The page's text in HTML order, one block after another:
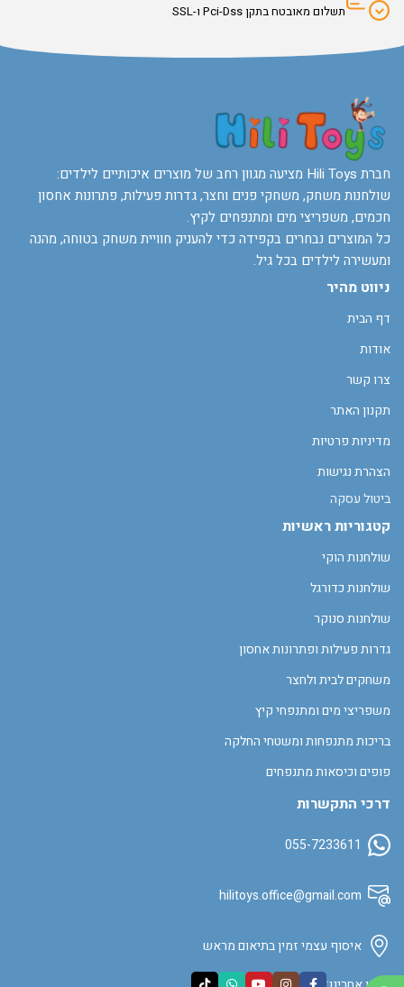
תשלום מאובטח בתקן Pci-Dss ו-SSL
חברת Hili Toys מציעה מגוון רחב של מוצרים איכותיים לילדים:
שולחנות משחק, משחקי פנים וחצר, גדרות פעילות, פתרונות אחסון
חכמים, משפריצי מים ומתנפחים לקיץ.
כל המוצרים נבחרים בקפידה כדי להעניק חוויית משחק בטוחה, מהנה
ומעשירה לילדים בכל גיל.
ניווט מהיר
דף הבית
אודות
צרו קשר
תקנון האתר
מדיניות פרטיות
הצהרת נגישות
ביטול עסקה
קטגוריות ראשיות
שולחנות הוקי
שולחנות כדורגל
שולחנות סנוקר
גדרות פעילות ופתרונות אחסון
משחקים לבית ולחצר
משפריצי מים ומתנפחי קיץ
בריכות מתנפחות ומשטחי החלקה
פופים וכיסאות מתנפחים
דרכי התקשרות
055-7233611
hilitoys.office@gmail.com
איסוף עצמי זמין בתיאום מראש